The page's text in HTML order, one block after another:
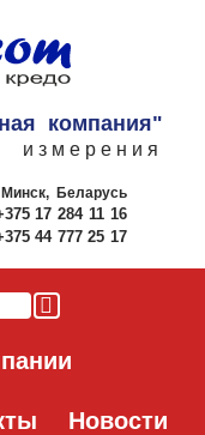
компания"
измерения
Беларусь
17 284 11 16
44 777 25 17
Новости